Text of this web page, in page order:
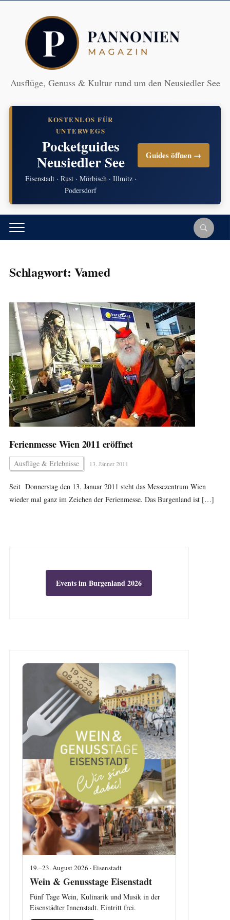
Ausflüge, Genuss & Kultur rund um den Neusiedler See
KOSTENLOS FÜR
UNTERWEGS
Pocketguides
Neusiedler See
Eisenstadt · Rust · Mörbisch · Illmitz ·
Podersdorf
Guides öffnen →
Schlagwort: Vamed
Ferienmesse Wien 2011 eröffnet
Ausflüge & Erlebnisse 13. Jänner 2011
Seit Donnerstag den 13. Januar 2011 steht das Messezentrum Wien
wieder mal ganz im Zeichen der Ferienmesse. Das Burgenland ist […]
Events im Burgenland 2026
19.–23. August 2026 · Eisenstadt
Wein & Genusstage Eisenstadt
Fünf Tage Wein, Kulinarik und Musik in der
Eisenstädter Innenstadt. Eintritt frei.